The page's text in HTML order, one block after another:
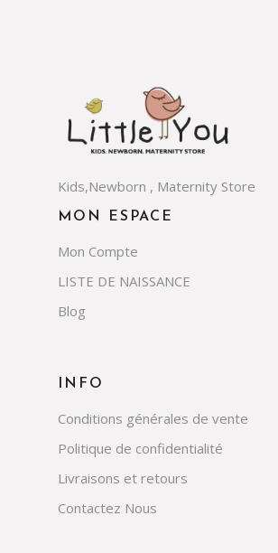
INFO
Conditions générales de vente
Politique de confidentialité
Livraisons et retours
Contactez Nous
MON ESPACE
Mon Compte
LISTE DE NAISSANCE
Blog
Kids,Newborn , Maternity Store